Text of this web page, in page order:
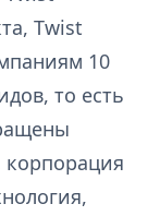
Twist
10
то есть
корпорация